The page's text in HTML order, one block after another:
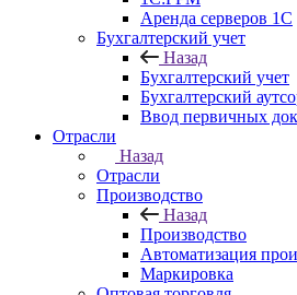
Аренда серверов 1С
Бухгалтерский учет
Назад
Бухгалтерский учет
Бухгалтерский
Ввод первичных
Отрасли
Назад
Отрасли
Производство
Назад
Производство
Автоматизация
Маркировка